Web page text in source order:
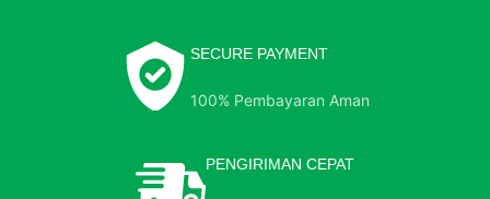
SECURE PAYMENT
100% Pembayaran Aman
PENGIRIMAN CEPAT